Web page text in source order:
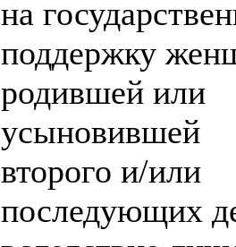
на
поддержку
родившей или
усыновившей
второго и/или
последующих